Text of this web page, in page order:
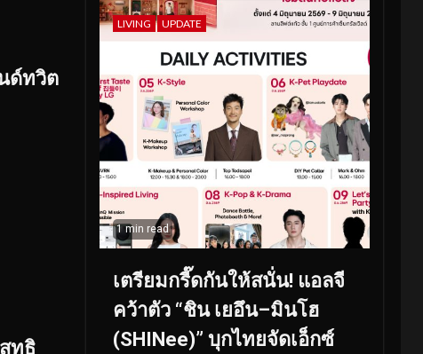
ด์ทวิต
ทธิ
LIVING UPDATE
1 min read
เตรียมกรี๊ดกันให้สนั่น! แอลจี
คว้าตัว “ชิน เยอึน–มินโฮ
(SHINee)” บุกไทยจัดเอ็กซ์